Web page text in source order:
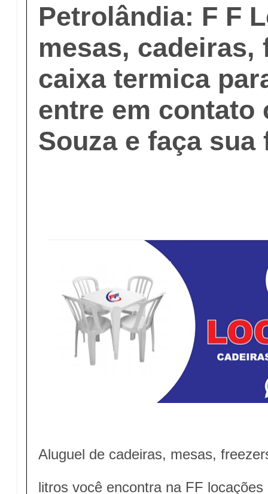
Petrolândia: F F
mesas, cadeiras,
caixa termica
entre em contato
Souza e faça sua
Aluguel de cadeiras, mesas,
litros você encontra na FF